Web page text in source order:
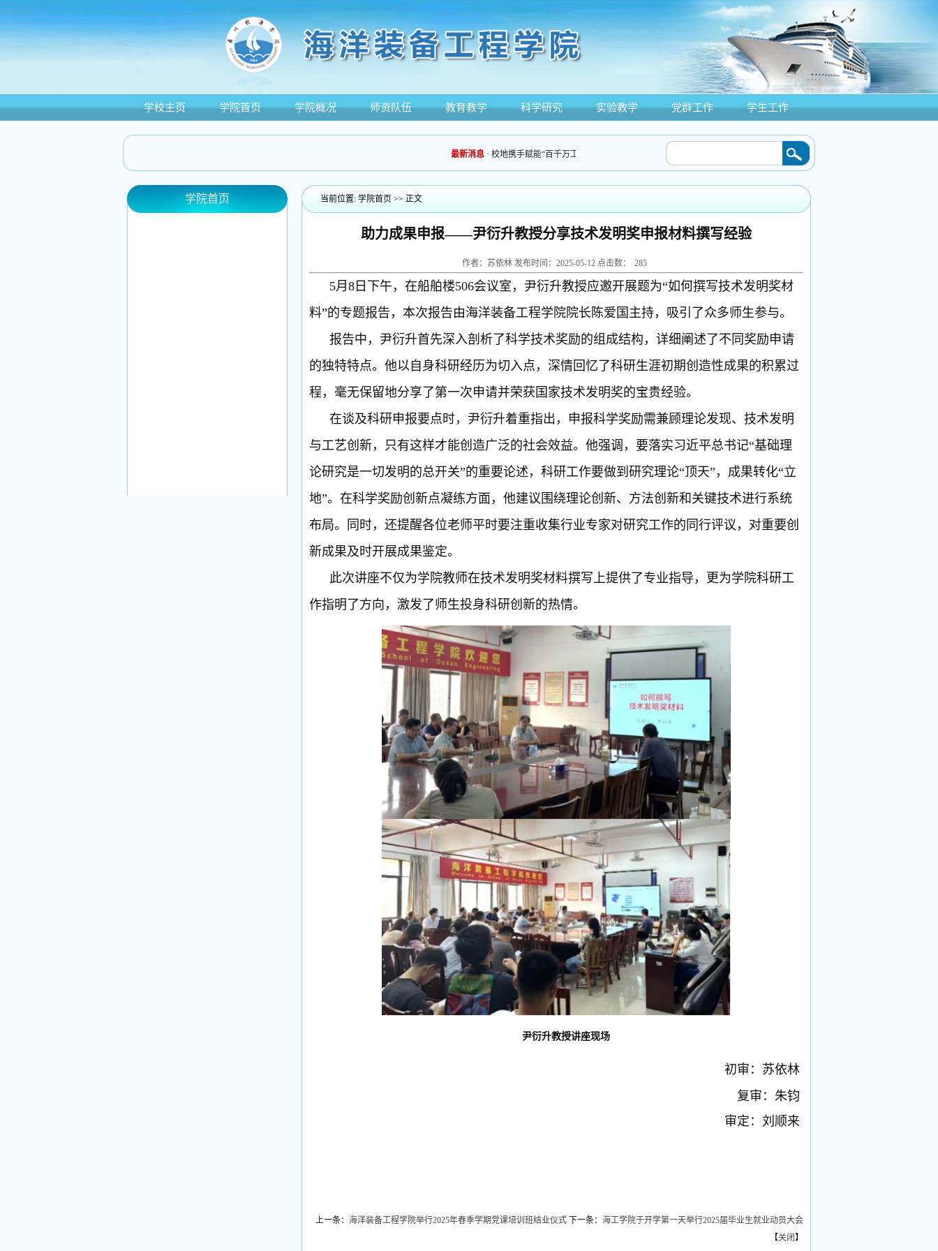
学校主页 学院首页 学院概况 师资队伍 教育教学 科学研究 实验教学 党群工作 学生工作
最新消息 ·校地携手赋能“百千万工程”：海洋装备工程学院“三下乡”打造“蓝桥伙伴”品牌项目落地增城社区
学院首页 当前位置: 学院首页 >> 正文
助力成果申报——尹衍升教授分享技术发明奖申报材料撰写经验
作者：苏依林 发布时间：2025-05-12 点击数： 285
5月8日下午，在船舶楼506会议室，尹衍升教授应邀开展题为“如何撰写技术发明奖材
料”的专题报告，本次报告由海洋装备工程学院院长陈爱国主持，吸引了众多师生参与。
报告中，尹衍升首先深入剖析了科学技术奖励的组成结构，详细阐述了不同奖励申请
的独特特点。他以自身科研经历为切入点，深情回忆了科研生涯初期创造性成果的积累过
程，毫无保留地分享了第一次申请并荣获国家技术发明奖的宝贵经验。
在谈及科研申报要点时，尹衍升着重指出，申报科学奖励需兼顾理论发现、技术发明
与工艺创新，只有这样才能创造广泛的社会效益。他强调，要落实习近平总书记“基础理
论研究是一切发明的总开关”的重要论述，科研工作要做到研究理论“顶天”，成果转化“立
地”。在科学奖励创新点凝练方面，他建议围绕理论创新、方法创新和关键技术进行系统
布局。同时，还提醒各位老师平时要注重收集行业专家对研究工作的同行评议，对重要创
新成果及时开展成果鉴定。
此次讲座不仅为学院教师在技术发明奖材料撰写上提供了专业指导，更为学院科研工
作指明了方向，激发了师生投身科研创新的热情。
尹衍升教授讲座现场
初审：苏依林
复审：朱钧
审定：刘顺来
上一条： 海洋装备工程学院举行2025年春季学期党课培训班结业仪式 下一条： 海工学院于开学第一天举行2025届毕业生就业动员大会
【关闭】